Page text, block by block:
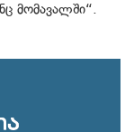
მომავალში“.